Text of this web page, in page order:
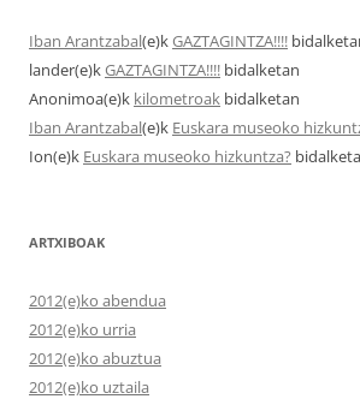
Iban Arantzabal(e)kGAZTAGINTZA!!!!
lander(e)kGAZTAGINTZA!!!! bidalketan
Anonimoa(e)k kilometroak bidalketan
Iban Arantzabal(e)k Euskara museoko
Ion(e)k Euskara museoko hizkuntza?
ARTXIBOAK
2012(e)ko abendua
2012(e)ko urria
2012(e)ko abuztua
2012(e)ko uztaila